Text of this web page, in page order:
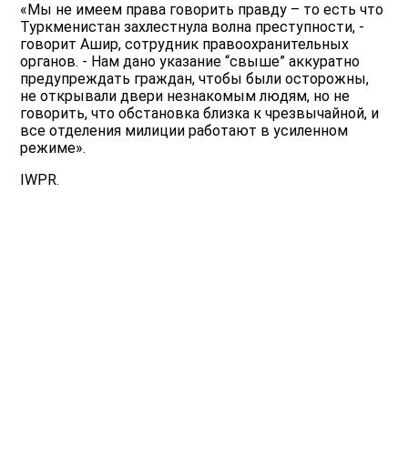
«Мы не имеем права говорить правду – то есть что
Туркменистан захлестнула волна преступности, -
говорит Ашир, сотрудник правоохранительных
органов. - Нам дано указание “свыше” аккуратно
предупреждать граждан, чтобы были осторожны,
не открывали двери незнакомым людям, но не
говорить, что обстановка близка к чрезвычайной, и
все отделения милиции работают в усиленном
режиме».
IWPR.